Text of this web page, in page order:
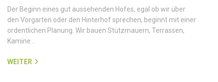
Der Beginn eines gut aussehenden Hofes, egal ob wir über
den Vorgarten oder den Hinterhof sprechen, beginnt mit einer
ordentlichen Planung. Wir bauen Stützmauern, Terrassen,
Kamine…
WEITER